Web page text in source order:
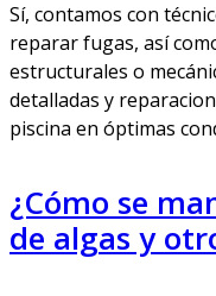
Sí, contamos con
reparar fugas, así
estructurales o
detalladas y
piscina en óptimas
¿Cómo se
de algas y